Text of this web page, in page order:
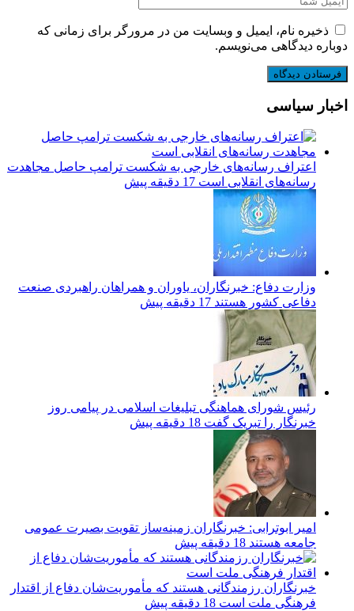
ذخیره نام، ایمیل و وبسایت من در مرورگر برای زمانی که
دوباره دیدگاهی می‌نویسم.
اخبار سیاسی
اعتراف رسانه‌های خارجی به شکست ترامپ حاصل مجاهدت
رسانه‌های انقلابی است 17 دقیقه پیش
وزارت دفاع: خبرنگاران، یاوران و همراهان راهبردی صنعت
دفاعی کشور هستند 17 دقیقه پیش
رئیس شورای هماهنگی تبلیغات اسلامی در پیامی روز
خبرنگار را تبریک گفت 18 دقیقه پیش
امیر ابوترابی: خبرنگاران زمینه‌ساز تقویت بصیرت عمومی
جامعه هستند 18 دقیقه پیش
خبرنگاران رزمندگانی هستند که مأموریت‌شان دفاع از اقتدار
فرهنگی ملت است 18 دقیقه پیش